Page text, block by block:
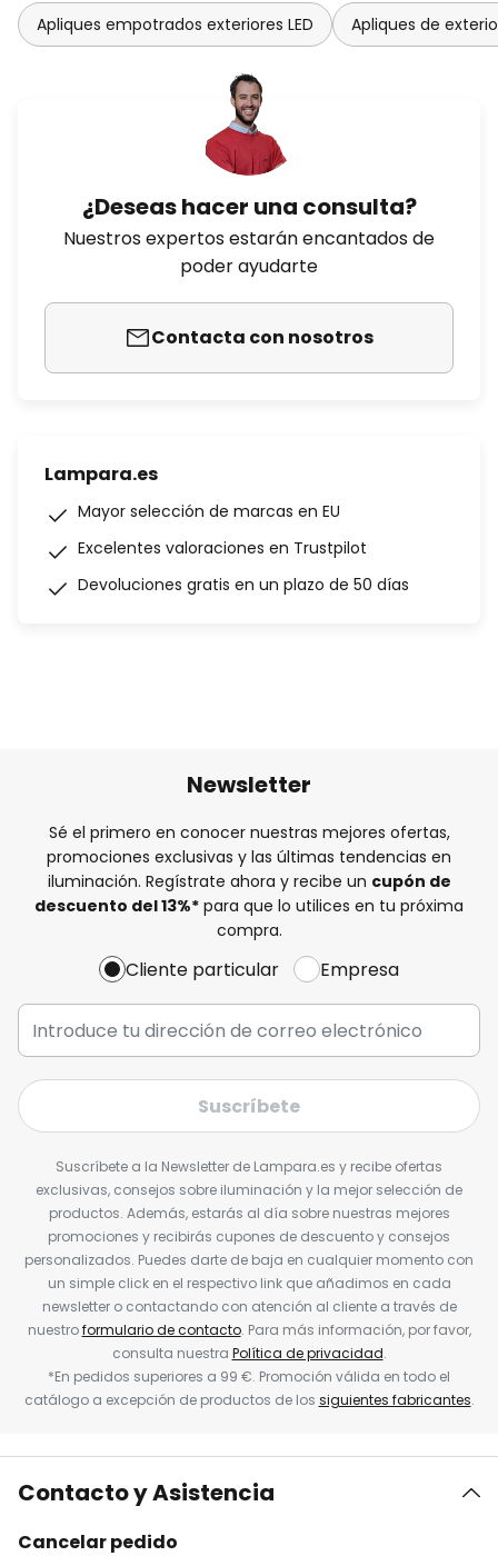
Apliques empotrados exteriores LED Apliques de
¿Deseas hacer una consulta?
Nuestros expertos estarán encantados de
poder ayudarte
Contacta con nosotros
Lampara.es
Mayor selección de marcas en EU
Excelentes valoraciones en Trustpilot
Devoluciones gratis en un plazo de 50 días
Newsletter
Sé el primero en conocer nuestras mejores ofertas,
promociones exclusivas y las últimas tendencias en
iluminación. Regístrate ahora y recibe un cupón de
descuento del13%* para que lo utilices en tu próxima
compra.
Cliente particular Empresa
Suscríbete
Suscríbete a la Newsletter de Lampara.es y recibe ofertas
exclusivas, consejos sobre iluminación y la mejor selección de
productos. Además, estarás al día sobre nuestras mejores
promociones y recibirás cupones de descuento y consejos
personalizados. Puedes darte de baja en cualquier momento con
un simple click en el respectivo link que añadimos en cada
newsletter o contactando con atención al cliente a través de
nuestroformulario de contacto. Para más información, por favor,
consulta nuestra Política de privacidad.
*En pedidos superiores a 99 €. Promoción válida en todo el
catálogo a excepción de productos de los siguientes fabricantes.
Contacto y Asistencia
Cancelar pedido